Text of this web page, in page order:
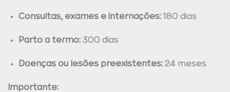
Consultas, exames e internações:180 dias
Parto a termo:300 dias
Doenças ou lesões preexistentes:24 meses
Importante: